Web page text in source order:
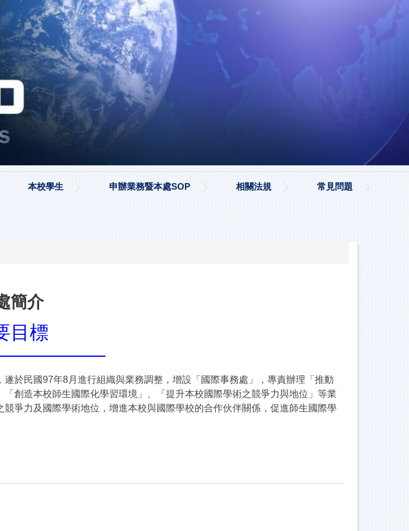
本校學生 申辦業務暨本處SOP 相關法規 常見問題
簡介
目標
—————
於民國97年8月進行組織與業務調整，增設「國際事務處」，專責辦理「推動
創造本校師生國際化學習環境」、「提升本校國際學術之競爭力與地位」等業
爭力及國際學術地位，增進本校與國際學校的合作伙伴關係，促進師生國際學